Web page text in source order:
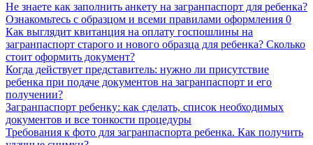
Не знаете как заполнить анкету на загранпаспорт для ребенка?
Ознакомьтесь с образцом и всеми правилами оформления 0
Как выглядит квитанция на оплату госпошлины на
загранпаспорт старого и нового образца для ребенка? Сколько
стоит оформить документ?
Когда действует представитель: нужно ли присутствие
ребенка при подаче документов на загранпаспорт и его
получении?
Загранпаспорт ребенку: как сделать, список необходимых
документов и все тонкости процедуры
Требования к фото для загранпаспорта ребенка. Как получить